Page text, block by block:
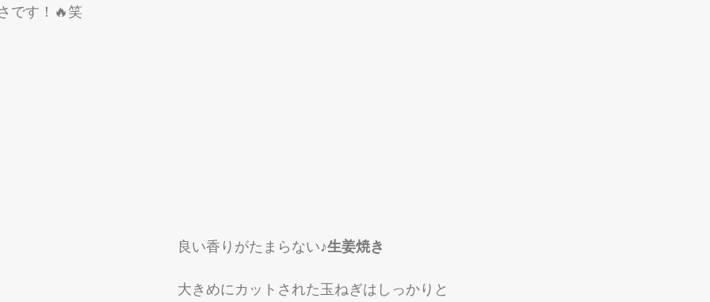
です！🔥笑
良い香りがたまらない♪生姜焼き
大きめにカットされた玉ねぎはしっかりと